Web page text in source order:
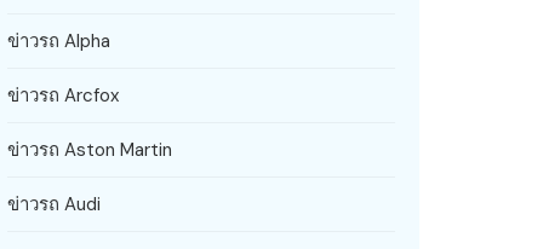
ข่าวรถ Alpha
ข่าวรถ Arcfox
ข่าวรถ Aston Martin
ข่าวรถ Audi